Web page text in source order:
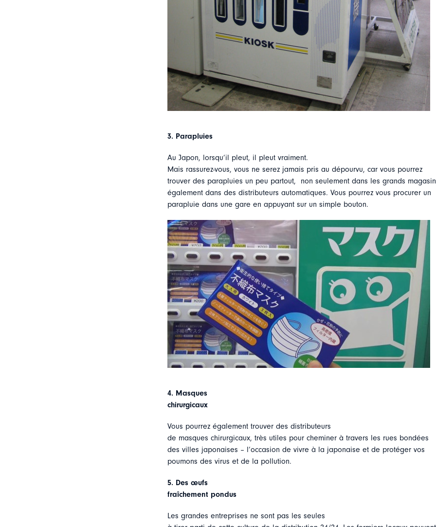
3. Parapluies
Au Japon, lorsqu’il pleut, il pleut vraiment.
Mais rassurez-vous, vous ne serez jamais pris au dépourvu, car vous pourrez
trouver des parapluies un peu partout, non seulement dans les grands
également dans des distributeurs automatiques. Vous pourrez vous procurer un
parapluie dans une gare en appuyant sur un simple bouton.
4. Masques
chirurgicaux
Vous pourrez également trouver des distributeurs
de masques chirurgicaux, très utiles pour cheminer à travers les rues bondées
des villes japonaises – l’occasion de vivre à la japonaise et de protéger vos
poumons des virus et de la pollution.
5. Des œufs
fraîchement pondus
Les grandes entreprises ne sont pas les seules